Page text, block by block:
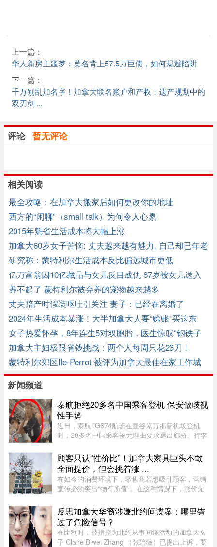
上一篇：
华人新房主噩梦：莫名背上57.5万巨债，如何规避陷阱
下一篇：
千万别乱加名字！加拿大联名账户和产权：遗产规划中的
双刃剑 ...
评论 暂无评论
相关阅读
最全攻略：在加拿大搬家后如何更改你的地址
西方的“闲聊”（small talk）为何令人心累
2015年魁省生活成本将大幅上涨
加拿大60岁女子苦恼: 丈夫越来越有魅力, 自己却已年老
色衰!
研究称：蒙特利尔生活成本反比偏远城市更低
亿万富翁因10亿藏品与女儿反目成仇 87岁被女儿送入
狱
养不起了 蒙特利尔被弃养的宠物越来越多
丈夫陪产时假装呕吐引关注 妻子：已经在离婚了
2024年生活成本暴涨！大半加拿大人要“赊账”买这东
西！
女子热爱怀孕，8年连生5对双胞胎，医生惊叹“钢铁子
宫”!
加拿大主妇极限省钱挑战：两个人每周只花23刀！
蒙特利尔郊区Ile-Perrot 被评为加拿大最佳在家工作城
市之一
新闻频道
泰航拒绝20多名中国乘客登机 保安做歧视
性手势
近日，泰航TG674航班在曼谷素万那普机场登机
时，20多名中国乘客被无理由要求退出廊桥、行李
常起飞，现场还发生了安保人员做出歧视性“拉眼
角”手势的争议。截至目前， ...
顾客只认“性价比”！加拿大家具巨头不敢
全面提价，但会挑着涨 ...
在如今的消费环境下，零售商若想吸引顾客，营销
宣传必须突出“物有所值”。在这种情况下，涨价无
持续挤压利润空间，Leon’s Furniture Ltd.（LNF-
T）的管理层表示，公 ...
反思加拿大华裔涉嫌北约间谍案：哪里错
过了危险信号？
在比利时，被指控为北约从事间谍活动的加拿大女
子 Claire Biwei Zhang （张碧薇）已提出上诉，要